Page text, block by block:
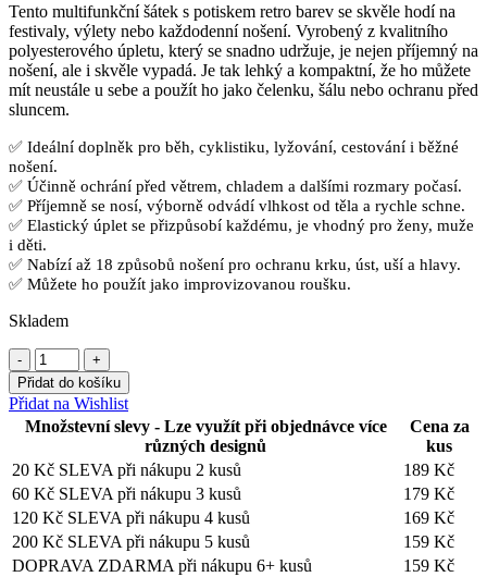
Tento multifunkční šátek s potiskem retro barev se skvěle hodí na
festivaly, výlety nebo každodenní nošení. Vyrobený z kvalitního
polyesterového úpletu, který se snadno udržuje, je nejen příjemný na
nošení, ale i skvěle vypadá. Je tak lehký a kompaktní, že ho můžete
mít neustále u sebe a použít ho jako čelenku, šálu nebo ochranu před
sluncem.
✅ Ideální doplněk pro běh, cyklistiku, lyžování, cestování i běžné
nošení.
✅ Účinně ochrání před větrem, chladem a dalšími rozmary počasí.
✅ Příjemně se nosí, výborně odvádí vlhkost od těla a rychle schne.
✅ Elastický úplet se přizpůsobí každému, je vhodný pro ženy, muže
i děti.
✅ Nabízí až 18 způsobů nošení pro ochranu krku, úst, uší a hlavy.
✅ Můžete ho použít jako improvizovanou roušku.
Skladem
Nákrčník
🛡️
Retro
Barvy
Multifunkční
šátek
množství
Přidat do košíku
Přidat na Wishlist
Množstevní slevy - Lze využít při objednávce více
různých designů
Cena za
kus
20 Kč SLEVA při nákupu 2 kusů
189 Kč
60 Kč SLEVA při nákupu 3 kusů
179 Kč
120 Kč SLEVA při nákupu 4 kusů
169 Kč
200 Kč SLEVA při nákupu 5 kusů
159 Kč
DOPRAVA ZDARMA při nákupu 6+ kusů
159 Kč